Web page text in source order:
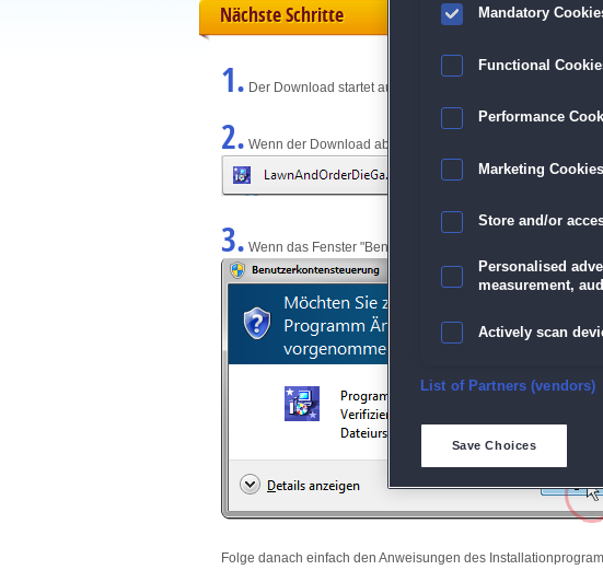
Nächste Schritte
1. Der Download startet automatisch und wird am unteren
2. Wenn der Download abgeschlossen ist, klicke einfach auf
3. Wenn das Fenster "Benutzerkontensteuerung" angezeigt
Folge danach einfach den Anweisungen des
Mandatory
Functional
Performance
Marketing Cookies
Store and/or
Personalised
measurement,
Actively scan
Ensure security,
Match and
List of Partners (vendors)
Save Choices